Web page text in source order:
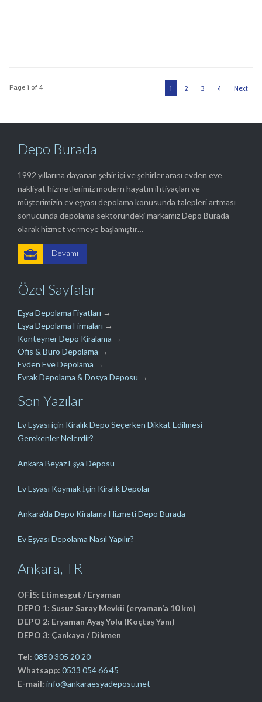
Page 1 of 4 1 2 3 4 Next
Depo Burada
1992 yıllarına dayanan şehir içi ve şehirler arası evden eve
nakliyat hizmetlerimiz modern hayatın ihtiyaçları ve
müşterimizin ev eşyası depolama konusunda talepleri artması
sonucunda depolama sektöründeki markamız Depo Burada
olarak hizmet vermeye başlamıştır…
 Devamı
Özel Sayfalar
Eşya Depolama Fiyatları →
Eşya Depolama Firmaları →
Konteyner Depo Kiralama →
Ofis & Büro Depolama →
Evden Eve Depolama →
Evrak Depolama & Dosya Deposu →
Son Yazılar
Ev Eşyası için Kiralık Depo Seçerken Dikkat Edilmesi
Gerekenler Nelerdir?
Ankara Beyaz Eşya Deposu
Ev Eşyası Koymak İçin Kiralık Depolar
Ankara’da Depo Kiralama Hizmeti Depo Burada
Ev Eşyası Depolama Nasıl Yapılır?
Ankara, TR
OFİS: Etimesgut / Eryaman
DEPO 1: Susuz Saray Mevkii (eryaman’a 10 km)
DEPO 2: Eryaman Ayaş Yolu (Koçtaş Yanı)
DEPO 3: Çankaya / Dikmen
Tel: 0850 305 20 20
Whatsapp: 0533 054 66 45
E-mail: info@ankaraesyadeposu.net